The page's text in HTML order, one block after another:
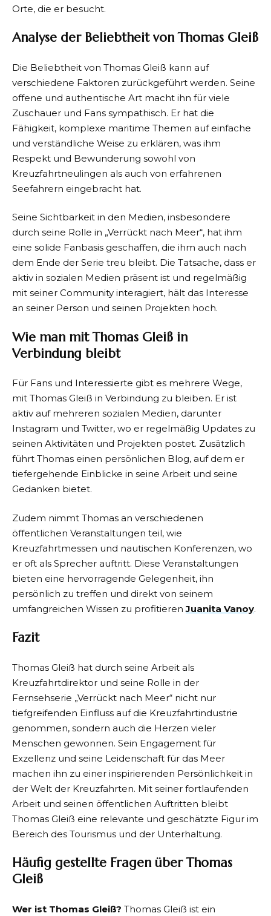
Orte, die er besucht.
Analyse der Beliebtheit von Thomas Gleiß
Die Beliebtheit von Thomas Gleiß kann auf
verschiedene Faktoren zurückgeführt werden. Seine
offene und authentische Art macht ihn für viele
Zuschauer und Fans sympathisch. Er hat die
Fähigkeit, komplexe maritime Themen auf einfache
und verständliche Weise zu erklären, was ihm
Respekt und Bewunderung sowohl von
Kreuzfahrtneulingen als auch von erfahrenen
Seefahrern eingebracht hat.
Seine Sichtbarkeit in den Medien, insbesondere
durch seine Rolle in „Verrückt nach Meer“, hat ihm
eine solide Fanbasis geschaffen, die ihm auch nach
dem Ende der Serie treu bleibt. Die Tatsache, dass er
aktiv in sozialen Medien präsent ist und regelmäßig
mit seiner Community interagiert, hält das Interesse
an seiner Person und seinen Projekten hoch.
Wie man mit Thomas Gleiß in
Verbindung bleibt
Für Fans und Interessierte gibt es mehrere Wege,
mit Thomas Gleiß in Verbindung zu bleiben. Er ist
aktiv auf mehreren sozialen Medien, darunter
Instagram und Twitter, wo er regelmäßig Updates zu
seinen Aktivitäten und Projekten postet. Zusätzlich
führt Thomas einen persönlichen Blog, auf dem er
tiefergehende Einblicke in seine Arbeit und seine
Gedanken bietet.
Zudem nimmt Thomas an verschiedenen
öffentlichen Veranstaltungen teil, wie
Kreuzfahrtmessen und nautischen Konferenzen, wo
er oft als Sprecher auftritt. Diese Veranstaltungen
bieten eine hervorragende Gelegenheit, ihn
persönlich zu treffen und direkt von seinem
umfangreichen Wissen zu profitierenJuanita Vanoy.
Fazit
Thomas Gleiß hat durch seine Arbeit als
Kreuzfahrtdirektor und seine Rolle in der
Fernsehserie „Verrückt nach Meer“ nicht nur
tiefgreifenden Einfluss auf die Kreuzfahrtindustrie
genommen, sondern auch die Herzen vieler
Menschen gewonnen. Sein Engagement für
Exzellenz und seine Leidenschaft für das Meer
machen ihn zu einer inspirierenden Persönlichkeit in
der Welt der Kreuzfahrten. Mit seiner fortlaufenden
Arbeit und seinen öffentlichen Auftritten bleibt
Thomas Gleiß eine relevante und geschätzte Figur im
Bereich des Tourismus und der Unterhaltung.
Häufig gestellte Fragen über Thomas
Gleiß
Wer ist Thomas Gleiß? Thomas Gleiß ist ein